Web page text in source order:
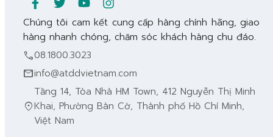
Chúng tôi cam kết cung cấp hàng chính hãng, giao
hàng nhanh chóng, chăm sóc khách hàng chu đáo.
call08.1800.3023
mailinfo@atddvietnam.com
location_on
Tầng 14, Tòa Nhà HM Town, 412 Nguyễn Thị Minh
Khai, Phường Bàn Cờ, Thành phố Hồ Chí Minh,
Việt Nam